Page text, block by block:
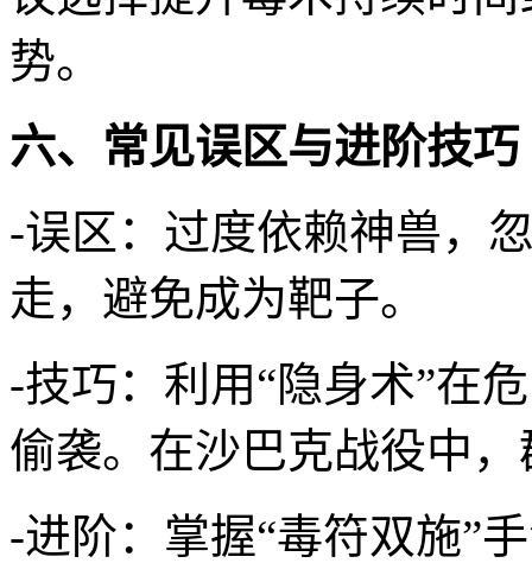
势。
六、常见误区与进阶技巧
-误区：过度依赖神兽，
走，避免成为靶子。
-技巧：利用“隐身术”在
偷袭。在沙巴克战役中
-进阶：掌握“毒符双施”